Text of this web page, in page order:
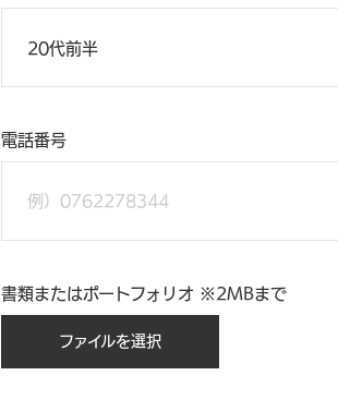
電話番号
書類またはポートフォリオ ※2MBまで
ファイルを選択